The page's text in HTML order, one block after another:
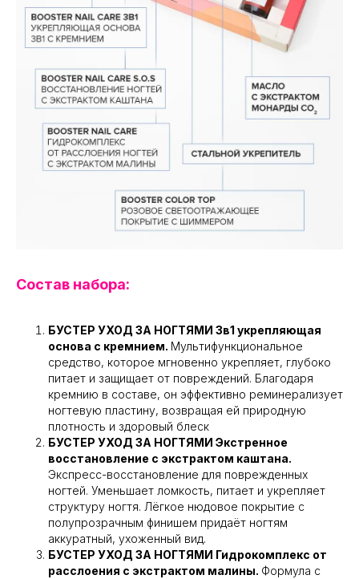
Состав набора:
БУСТЕР УХОД ЗА НОГТЯМИ 3в1 укрепляющая
основа с кремнием. Мультифункциональное
средство, которое мгновенно укрепляет, глубоко
питает и защищает от повреждений. Благодаря
кремнию в составе, он эффективно реминерализует
ногтевую пластину, возвращая ей природную
плотность и здоровый блеск
БУСТЕР УХОД ЗА НОГТЯМИ Экстренное
восстановление с экстрактом каштана.
Экспресс-восстановление для поврежденных
ногтей. Уменьшает ломкость, питает и укрепляет
структуру ногтя. Лёгкое нюдовое покрытие с
полупрозрачным финишем придаёт ногтям
аккуратный, ухоженный вид.
БУСТЕР УХОД ЗА НОГТЯМИ Гидрокомплекс от
расслоения с экстрактом малины. Формула с